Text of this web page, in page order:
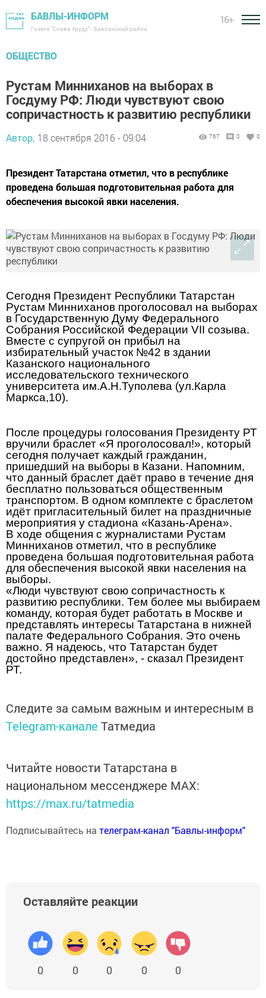
БАВЛЫ-ИНФОРМ
Газета "Слава труду" - Бавлинский район
16+
ОБЩЕСТВО
Рустам Минниханов на выборах в
Госдуму РФ: Люди чувствуют свою
сопричастность к развитию республики
Автор, 18 сентября 2016 - 09:04 767 0 0
Президент Татарстана отметил, что в республике
проведена большая подготовительная работа для
обеспечения высокой явки населения.
Сегодня Президент Республики Татарстан
Рустам Минниханов проголосовал на выборах
в Государственную Думу Федерального
Собрания Российской Федерации VII созыва.
Вместе с супругой он прибыл на
избирательный участок №42 в здании
Казанского национального
исследовательского технического
университета им.А.Н.Туполева (ул.Карла
Маркса,10).
После процедуры голосования Президенту РТ
вручили браслет «Я проголосовал!», который
сегодня получает каждый гражданин,
пришедший на выборы в Казани. Напомним,
что данный браслет даёт право в течение дня
бесплатно пользоваться общественным
транспортом. В одном комплекте с браслетом
идёт пригласительный билет на праздничные
мероприятия у стадиона «Казань-Арена».
В ходе общения с журналистами Рустам
Минниханов отметил, что в республике
проведена большая подготовительная работа
для обеспечения высокой явки населения на
выборы.
«Люди чувствуют свою сопричастность к
развитию республики. Тем более мы выбираем
команду, которая будет работать в Москве и
представлять интересы Татарстана в нижней
палате Федерального Собрания. Это очень
важно. Я надеюсь, что Татарстан будет
достойно представлен», - сказал Президент
РТ.
Следите за самым важным и интересным в
Telegram-канале Татмедиа
Читайте новости Татарстана в
национальном мессенджере MАХ:
https://max.ru/tatmedia
Подписывайтесь на телеграм-канал "Бавлы-информ"
Оставляйте реакции
0 0 0 0 0